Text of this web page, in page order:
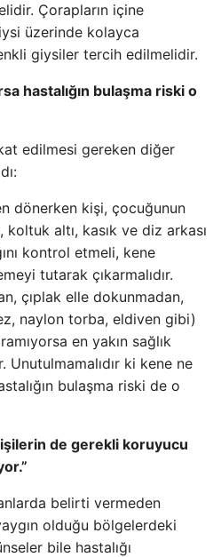
Çorapların içine
üzerinde kolayca
giysiler tercih edilmelidir.
hastalığın bulaşma riski o
edilmesi gereken diğer
dönerken kişi, çocuğunun
altı, kasık ve diz arkası
kontrol etmeli, kene
tutarak çıkarmalıdır.
çıplak elle dokunmadan,
naylon torba, eldiven gibi)
en yakın sağlık
Unutulmamalıdır ki kene ne
bulaşma riski de o
de gerekli koruyucu
belirti vermeden
olduğu bölgelerdeki
bile hastalığı